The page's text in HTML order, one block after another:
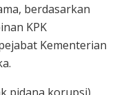
berdasarkan
KPK
Kementerian